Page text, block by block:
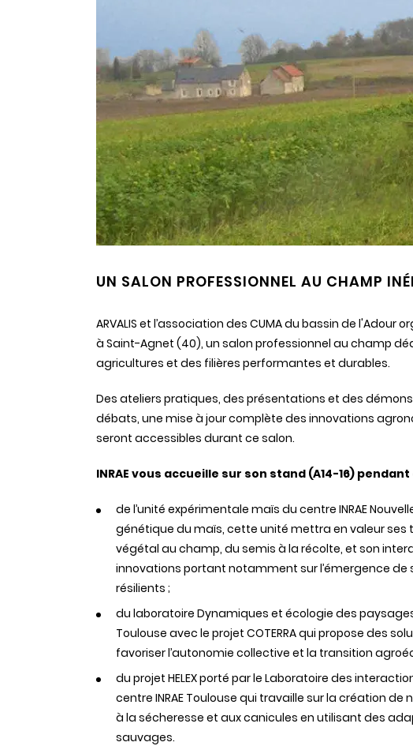
UN SALON PROFESSIONNEL AU CHAMP
ARVALIS et l’association des CUMA du bassin de l'Adour
à Saint-Agnet (40), un salon professionnel au champ
agricultures et des filières performantes et durables.
Des ateliers pratiques, des présentations et des
débats, une mise à jour complète des innovations
seront accessibles durant ce salon.
INRAE vous accueille sur son stand (A14-16)
de l’unité expérimentale maïs du centre INRAE
génétique du maïs, cette unité mettra en valeur ses
végétal au champ, du semis à la récolte, et son
innovations portant notamment sur l’émergence
résilients ;
du laboratoire Dynamiques et écologie des paysages
Toulouse avec le projet COTERRA qui propose des
favoriser l’autonomie collective et la transition
du projet HELEX porté par le Laboratoire des
centre INRAE Toulouse qui travaille sur la création
à la sécheresse et aux canicules en utilisant des
sauvages.